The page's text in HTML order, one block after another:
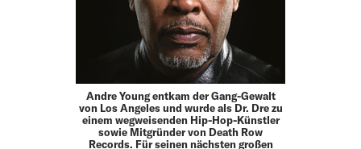
Andre Young entkam der Gang-Gewalt
von Los Angeles und wurde als Dr. Dre zu
einem wegweisenden Hip-Hop-­Künstler
sowie Mitgründer von Death Row
Records. Für seinen ­nächsten großen